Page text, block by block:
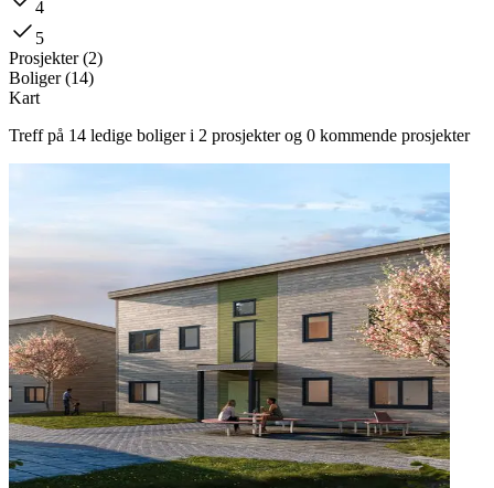
4
5
Prosjekter (2)
Boliger (14)
Kart
Treff på 14 ledige boliger i 2 prosjekter og 0 kommende prosjekter